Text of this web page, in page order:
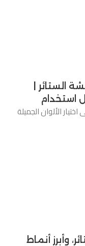
الستائر |
استخدام
الألوان الجميلة
وأبرز أنماط